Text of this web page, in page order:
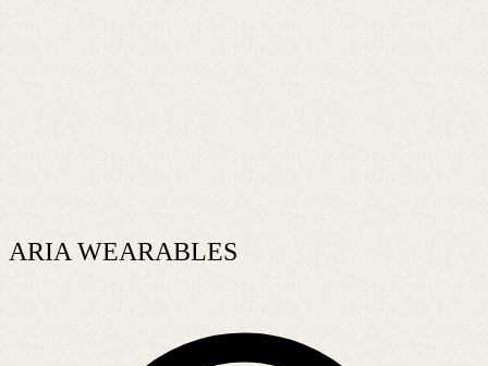
ARIA WEARABLES